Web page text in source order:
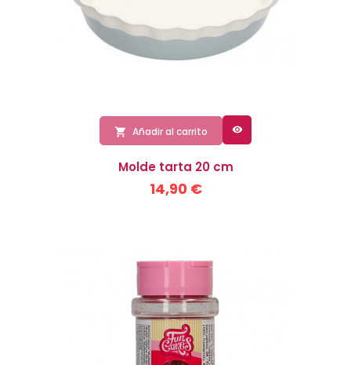
 Añadir al carrito 
Molde tarta 20 cm
14,90 €